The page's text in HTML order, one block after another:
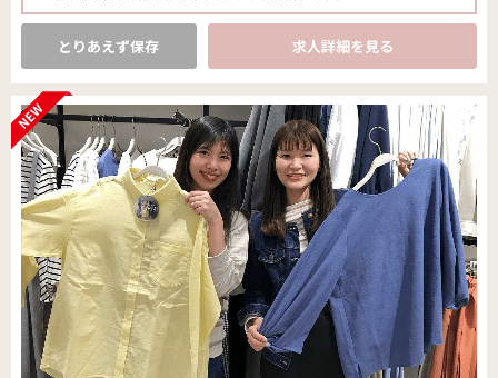
とりあえず保存 求人詳細を見る